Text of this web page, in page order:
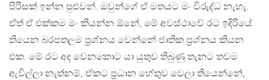
පිරිසක් ඉන්න පුළුවන්. ඔවුන්ගේ ඒ මතයට මං විරුද්ධ නැහැ.
ඒත් ඒ එක්කම මං කියන්න ඕනේ, මේ අවස්ථාවේ රට ඉදිරියේ
තියෙන බරපතලම ප‍්‍රශ්නය වෙන්නේ ජාතික ප‍්‍රශ්නය කියන
එක. මේ රට අද වෙනකොට යා යුතුව තිබුණු තැනට තවම
ඇවිල්ලා නැත්නම්, ඒකට ප‍්‍රධාන හේතුව වෙලා තියෙන්නේ,